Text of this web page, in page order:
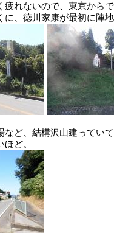
疲れないので、東京から
に、徳川家康が最初に陣
など、結構沢山建ってい
ど。